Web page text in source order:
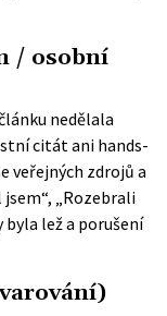
/ osobní
nedělala
citát ani hands-
veřejných zdrojů a
„Rozebrali
byla lež a porušení